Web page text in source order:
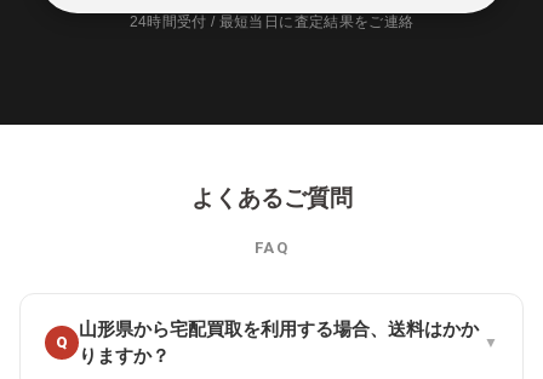
24時間受付 / 最短当日に査定結果をご連絡
よくあるご質問
FAQ
Q
山形県から宅配買取を利用する場合、送料はかか
りますか？
▼